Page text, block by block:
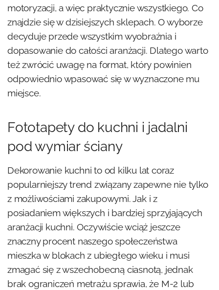
motoryzacji, a więc praktycznie wszystkiego. Co
znajdzie się w dzisiejszych sklepach. O wyborze
decyduje przede wszystkim wyobraźnia i
dopasowanie do całości aranżacji. Dlatego warto
też zwrócić uwagę na format, który powinien
odpowiednio wpasować się w wyznaczone mu
miejsce.
Fototapety do kuchni i jadalni
pod wymiar ściany
Dekorowanie kuchni to od kilku lat coraz
popularniejszy trend związany zapewne nie tylko
z możliwościami zakupowymi. Jak i z
posiadaniem większych i bardziej sprzyjających
aranżacji kuchni. Oczywiście wciąż jeszcze
znaczny procent naszego społeczeństwa
mieszka w blokach z ubiegłego wieku i musi
zmagać się z wszechobecną ciasnotą, jednak
brak ograniczeń metrażu sprawia, że M-2 lub